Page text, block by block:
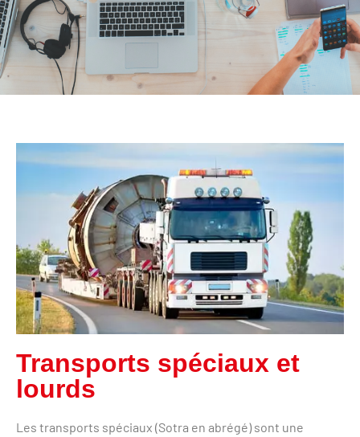
Transports spéciaux et
lourds
Les transports spéciaux (Sotra en abrégé) sont une